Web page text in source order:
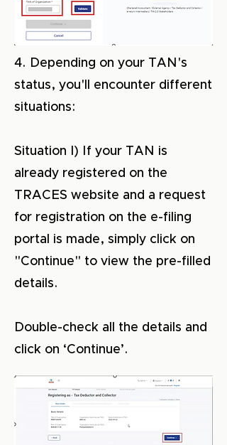
4. Depending on your TAN's
status, you'll encounter different
situations:
Situation I) If your TAN is
already registered on the
TRACES website and a request
for registration on the e-filing
portal is made, simply click on
"Continue" to view the pre-filled
details.
Double-check all the details and
click on ‘Continue’.